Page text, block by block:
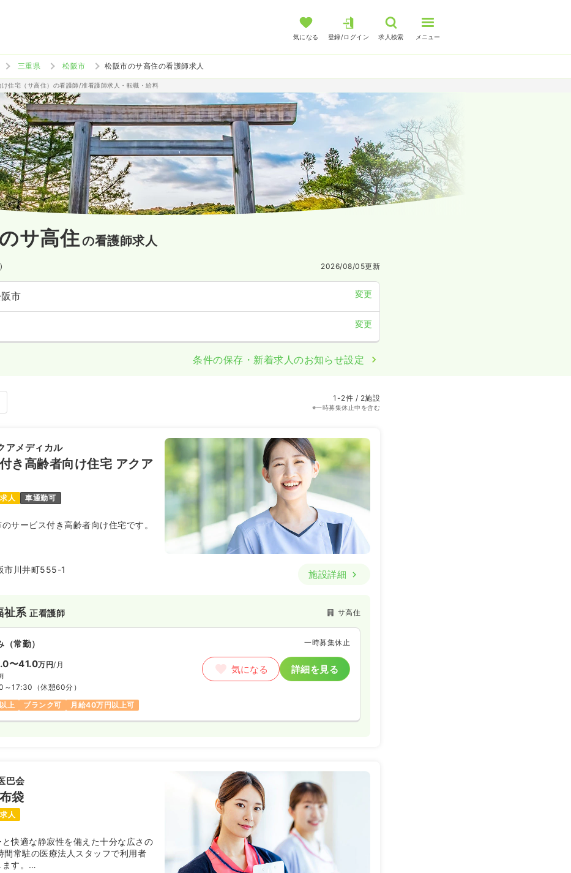
気になる 登録/ログイン 求人検索 メニュー
三重県 松阪市 松阪市のサ高住の看護師求人
住宅（サ高住）の看護師/准看護師求人・転職・給料
サ高住の看護師求人
2026/08/05更新
市 変更
変更
条件の保存・新着求人のお知らせ設定
1-2件 / 2施設
※一時募集休止中を含む
アメディカル
き高齢者向け住宅 アクア
人 車通勤可
サービス付き高齢者向け住宅です。
市川井町555-1 施設詳細
祉系正看護師 サ高住
（常勤） 一時募集休止
〜41.0万円/月
～17:30 （休憩60分）
上
ブランク可 月給40万円以上可
気になる 詳細を見る
巴会
袋
人
快適な静寂性を備えた十分な広さの
間常駐の医療法人スタッフで利用者
す。